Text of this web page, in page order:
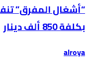
بكلفة 850 ألف دينار
alroya